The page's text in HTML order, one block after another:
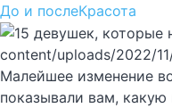
До и послеКрасота
content/uploads/2022/
Малейшее изменение
показывали вам,